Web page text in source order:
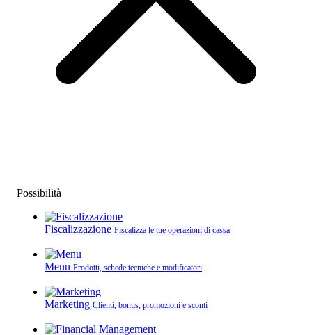
Possibilità
Fiscalizzazione Fiscalizza le tue operazioni di cassa
Menu Prodotti, schede tecniche e modificatori
Marketing Clienti, bonus, promozioni e sconti